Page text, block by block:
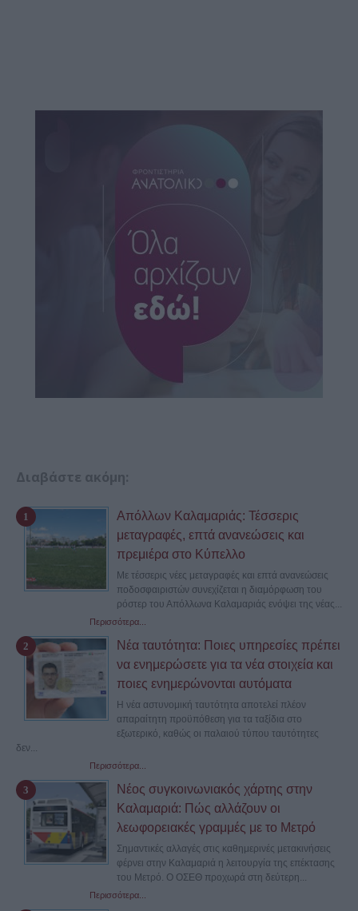
Διαβάστε ακόμη:
Απόλλων Καλαμαριάς: Τέσσερις
μεταγραφές, επτά ανανεώσεις και
πρεμιέρα στο Κύπελλο
Με τέσσερις νέες μεταγραφές και επτά ανανεώσεις
ποδοσφαιριστών συνεχίζεται η διαμόρφωση του
ρόστερ του Απόλλωνα Καλαμαριάς ενόψει της νέας...
Περισσότερα...
Νέα ταυτότητα: Ποιες υπηρεσίες πρέπει
να ενημερώσετε για τα νέα στοιχεία και
ποιες ενημερώνονται αυτόματα
Η νέα αστυνομική ταυτότητα αποτελεί πλέον
απαραίτητη προϋπόθεση για τα ταξίδια στο
εξωτερικό, καθώς οι παλαιού τύπου ταυτότητες
δεν...
Περισσότερα...
Νέος συγκοινωνιακός χάρτης στην
Καλαμαριά: Πώς αλλάζουν οι
λεωφορειακές γραμμές με το Μετρό
Σημαντικές αλλαγές στις καθημερινές μετακινήσεις
φέρνει στην Καλαμαριά η λειτουργία της επέκτασης
του Μετρό. Ο ΟΣΕΘ προχωρά στη δεύτερη...
Περισσότερα...